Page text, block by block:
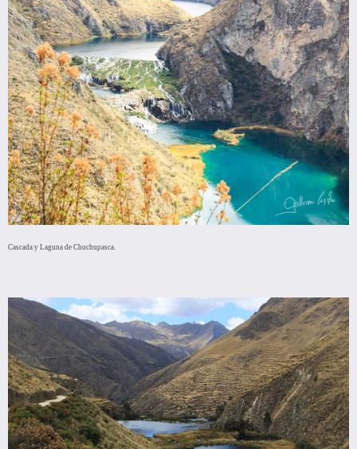
Cascada y Laguna de Chuchupasca.